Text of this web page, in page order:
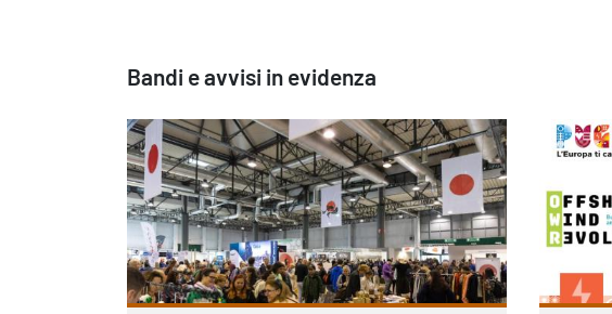
Bandi e avvisi in evidenza